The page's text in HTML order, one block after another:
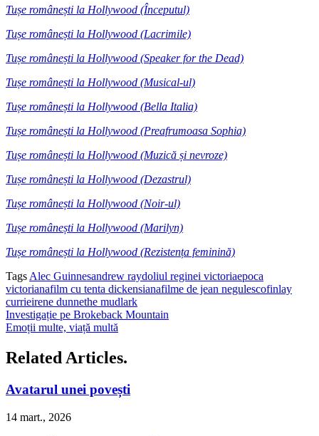
Tușe românești la Hollywood (Începutul)
Tușe românești la Hollywood (Lacrimile)
Tușe românești la Hollywood (Speaker for the Dead)
Tușe românești la Hollywood (Musical-ul)
Tușe românești la Hollywood (Bella Italia)
Tușe românești la Hollywood (Preafrumoasa Sophia)
Tușe românești la Hollywood (Muzică și nevroze)
Tușe românești la Hollywood (Dezastrul)
Tușe românești la Hollywood (Noir-ul)
Tușe românești la Hollywood (Marilyn)
Tușe românești la Hollywood (Rezistența feminină)
Tags Alec Guinnesandrew raydoliul reginei victoriaepoca
victorianafilm cu tenta dickensianafilme de jean negulescofinlay
currieirene dunnethe mudlark
Investigație pe Brokeback Mountain
Emoții multe, viață multă
Related Articles.
Avatarul unei povești
14 mart., 2026